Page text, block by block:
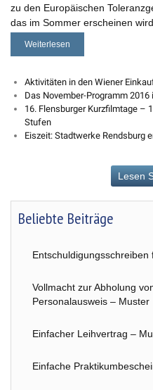
zu den Europäischen
das im Sommer erscheinen wird.
Weiterlesen
Aktivitäten in den Wiener
Das November-Programm
16. Flensburger Kurzfilmtage –
Stufen
Eiszeit: Stadtwerke Rendsburg
Lesen
Beliebte Beiträge
Vollmacht zur Abholung
Personalausweis – Muster
Einfacher Leihvertrag –
Einfache